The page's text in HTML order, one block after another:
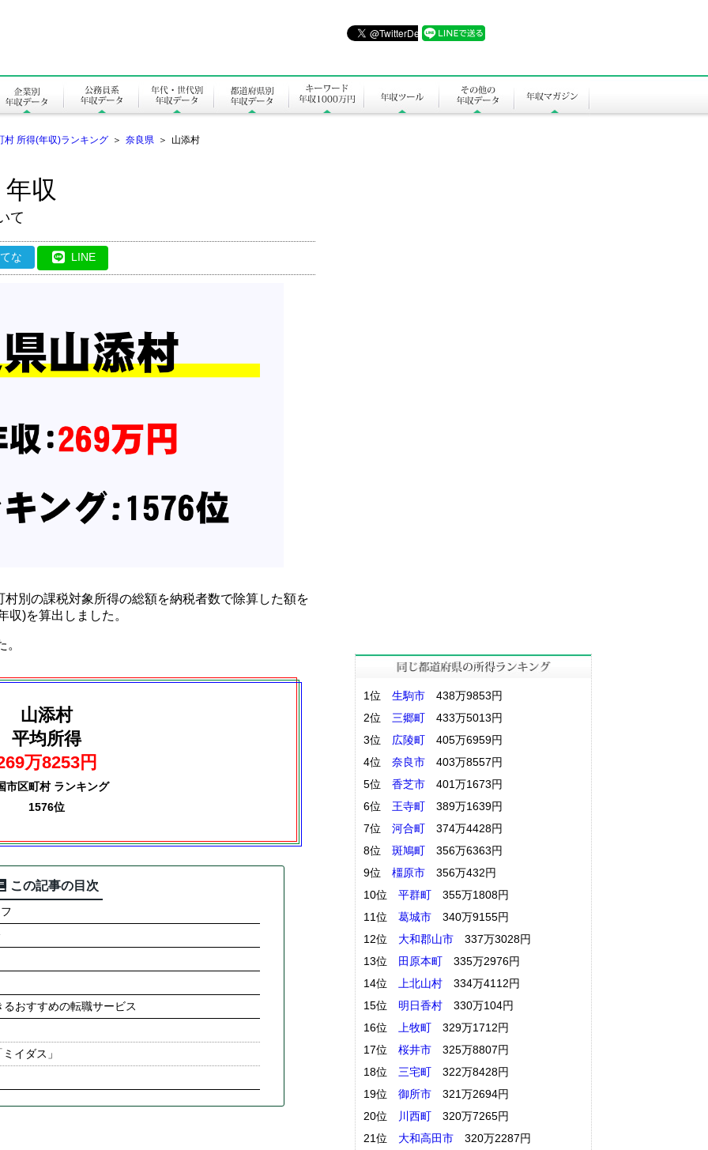
村 所得(年収)ランキング ＞ 奈良県 ＞ 山添村
収
て
な LINE
別の課税対象所得の総額を納税者数で除算した額を
収)を算出しました。
山添村
平均所得
万8253円
市区町村 ランキング
1576位
この記事の目次
おすすめの転職サービス
イダス」
1位 生駒市 438万9853円
2位
三郷町 433万5013円
3位
広陵町 405万6959円
4位
奈良市 403万8557円
5位
香芝市 401万1673円
6位
王寺町 389万1639円
7位
河合町 374万4428円
8位
斑鳩町 356万6363円
9位
橿原市 356万432円
10位
平群町 355万1808円
11位
葛城市 340万9155円
12位
大和郡山市 337万3028円
13位
田原本町 335万2976円
14位
上北山村 334万4112円
15位
明日香村 330万104円
16位
上牧町 329万1712円
17位
桜井市 325万8807円
18位
三宅町 322万8428円
19位
御所市 321万2694円
20位
川西町 320万7265円
21位
大和高田市 320万2287円